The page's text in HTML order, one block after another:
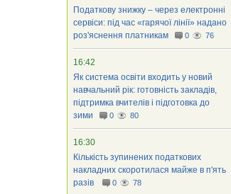
Податкову знижку – через електронні
сервіси: під час «гарячої лінії» надано
роз'яснення платникам
0 76
16:42
Як система освіти входить у новий
навчальний рік: готовність закладів,
підтримка вчителів і підготовка до
зими
0 80
16:30
Кількість зупинених податкових
накладних скоротилася майже в п'ять
разів
0 78